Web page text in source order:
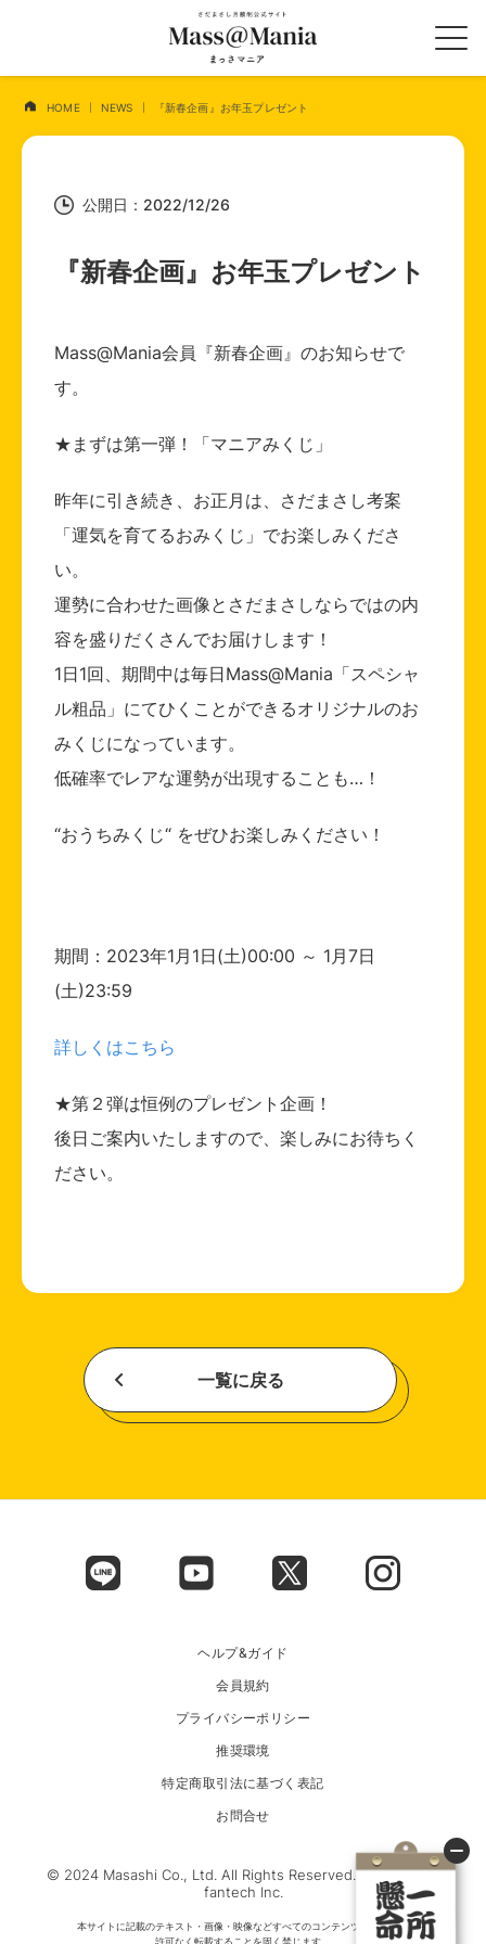
HOME NEWS 『新春企画』お年玉プレゼント
公開日：2022/12/26
『新春企画』お年玉プレゼント
Mass@Mania会員『新春企画』のお知らせで
す。
★まずは第一弾！「マニアみくじ」
昨年に引き続き、お正月は、さだまさし考案
「運気を育てるおみくじ」でお楽しみくださ
い。
運勢に合わせた画像とさだまさしならではの内
容を盛りだくさんでお届けします！
1日1回、期間中は毎日Mass@Mania「スペシャ
ル粗品」にてひくことができるオリジナルのお
みくじになっています。
低確率でレアな運勢が出現することも…！
“おうちみくじ“ をぜひお楽しみください！
期間：2023年1月1日(土)00:00 ～ 1月7日
(土)23:59
詳しくはこちら
★第２弾は恒例のプレゼント企画！
後日ご案内いたしますので、楽しみにお待ちく
ださい。
一覧に戻る
ヘルプ&ガイド
会員規約
プライバシーポリシー
推奨環境
特定商取引法に基づく表記
お問合せ
© 2024 Masashi Co., Ltd. All Rights Reserved. Powered by
fantech Inc.
本サイトに記載のテキスト・画像・映像などすべてのコンテンツについて、
許可なく転載することを固く禁じます。